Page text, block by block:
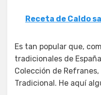
Receta de Caldo
Es tan popular que,
tradicionales de
Colección de
Tradicional. He aquí